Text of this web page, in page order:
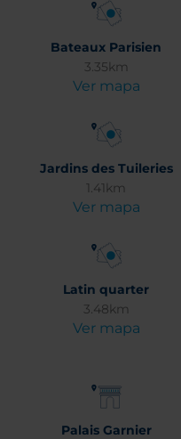
Bateaux Parisien
3.35km
Ver mapa
Jardins des Tuileries
1.41km
Ver mapa
Latin quarter
3.48km
Ver mapa
Palais Garnier